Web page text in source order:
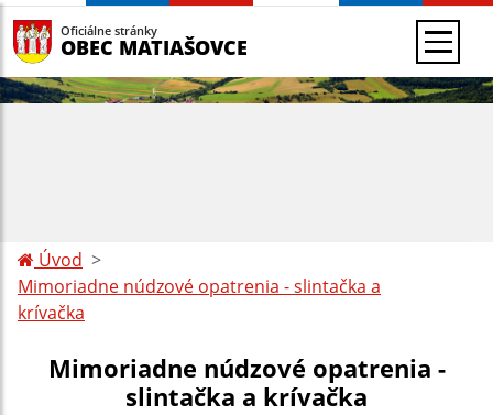
Oficiálne stránky
OBEC MATIAŠOVCE
Úvod
Mimoriadne núdzové opatrenia - slintačka a
krívačka
Mimoriadne núdzové opatrenia -
slintačka a krívačka